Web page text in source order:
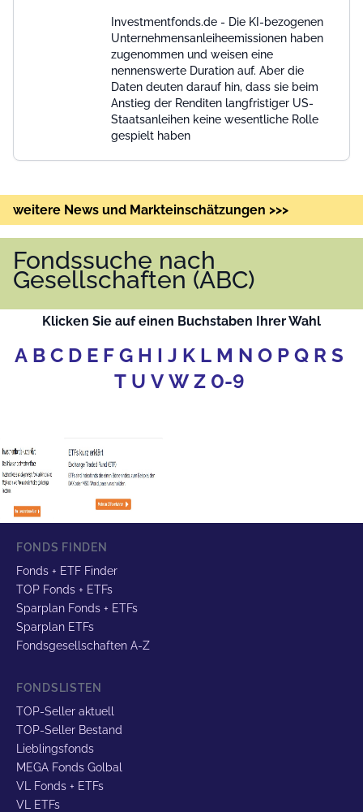
Investmentfonds.de - Die KI-bezogenen
Unternehmensanleiheemissionen haben
zugenommen und weisen eine
nennenswerte Duration auf. Aber die
Daten deuten darauf hin, dass sie beim
Anstieg der Renditen langfristiger US-
Staatsanleihen keine wesentliche Rolle
gespielt haben
weitere News und Markteinschätzungen >>>
Fondssuche nach
Gesellschaften (ABC)
Klicken Sie auf einen Buchstaben Ihrer Wahl
A B C D E F G H I J K L M N O P Q R S
T U V W Z 0-9
FONDS FINDEN
Fonds + ETF Finder
TOP Fonds + ETFs
Sparplan Fonds + ETFs
Sparplan ETFs
Fondsgesellschaften A-Z
FONDSLISTEN
TOP-Seller aktuell
TOP-Seller Bestand
Lieblingsfonds
MEGA Fonds Golbal
VL Fonds + ETFs
VL ETFs